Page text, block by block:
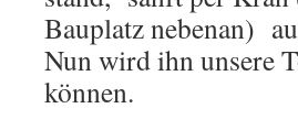
Bauplatz nebenan)
Nun wird ihn unsere
können.